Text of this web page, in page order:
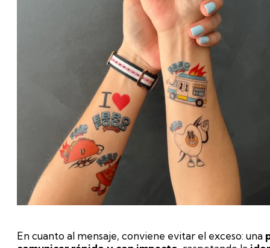
En cuanto al mensaje, conviene evitar el exceso: una